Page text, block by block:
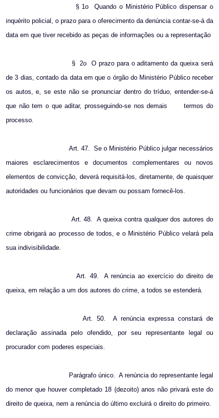
§ 1o
Quando o Ministério Público dispensar o
inquérito policial, o prazo para o oferecimento da denúncia contar-se-á da
data em que tiver recebido as peças de informações ou a representação
§ 2o
O prazo para o aditamento da queixa será
de 3 dias, contado da data em que o órgão do Ministério Público receber
os autos, e, se este não se pronunciar dentro do tríduo, entender-se-á
que não tem o que aditar, prosseguindo-se nos demais
termos do
processo.
Art. 47.
Se o Ministério Público julgar necessários
maiores esclarecimentos e documentos complementares ou novos
elementos de convicção, deverá requisitá-los, diretamente, de quaisquer
autoridades ou funcionários que devam ou possam fornecê-los.
Art. 48.
A queixa contra qualquer dos autores do
crime obrigará ao processo de todos, e o Ministério Público velará pela
sua indivisibilidade.
Art. 49.
A renúncia ao exercício do direito de
queixa, em relação a um dos autores do crime, a todos se estenderá.
Art. 50.
A renúncia expressa constará de
declaração assinada pelo ofendido, por seu representante legal ou
procurador com poderes especiais.
Parágrafo único. A renúncia do representante legal
do menor que houver completado 18 (dezoito) anos não privará este do
direito de queixa, nem a renúncia do último excluirá o direito do primeiro.